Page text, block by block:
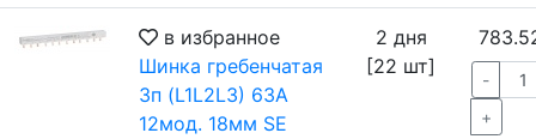
в избранное
Шинка гребенчатая
3п (L1L2L3) 63А
12мод. 18мм SE
2 дня
[22 шт]
-
+